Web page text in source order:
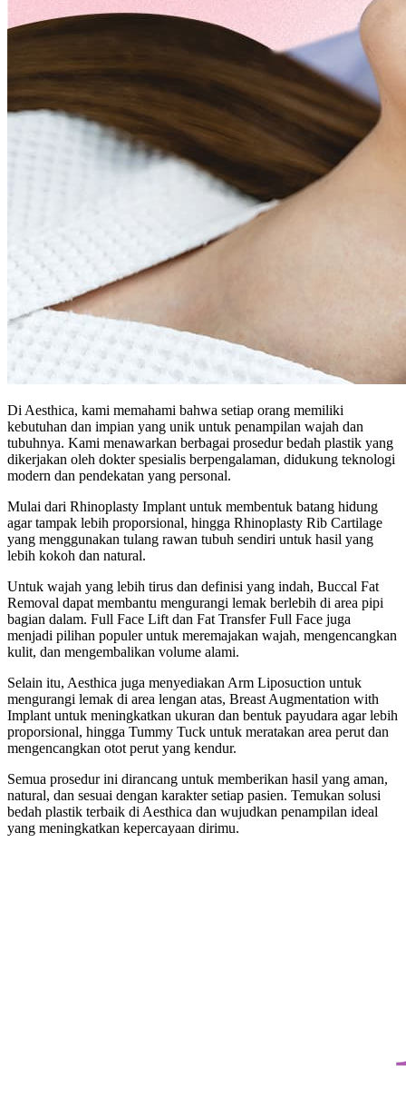
Di Aesthica, kami memahami bahwa setiap orang memiliki
kebutuhan dan impian yang unik untuk penampilan wajah dan
tubuhnya. Kami menawarkan berbagai prosedur bedah plastik yang
dikerjakan oleh dokter spesialis berpengalaman, didukung teknologi
modern dan pendekatan yang personal.
Mulai dari Rhinoplasty Implant untuk membentuk batang hidung
agar tampak lebih proporsional, hingga Rhinoplasty Rib Cartilage
yang menggunakan tulang rawan tubuh sendiri untuk hasil yang
lebih kokoh dan natural.
Untuk wajah yang lebih tirus dan definisi yang indah, Buccal Fat
Removal dapat membantu mengurangi lemak berlebih di area pipi
bagian dalam. Full Face Lift dan Fat Transfer Full Face juga
menjadi pilihan populer untuk meremajakan wajah, mengencangkan
kulit, dan mengembalikan volume alami.
Selain itu, Aesthica juga menyediakan Arm Liposuction untuk
mengurangi lemak di area lengan atas, Breast Augmentation with
Implant untuk meningkatkan ukuran dan bentuk payudara agar lebih
proporsional, hingga Tummy Tuck untuk meratakan area perut dan
mengencangkan otot perut yang kendur.
Semua prosedur ini dirancang untuk memberikan hasil yang aman,
natural, dan sesuai dengan karakter setiap pasien. Temukan solusi
bedah plastik terbaik di Aesthica dan wujudkan penampilan ideal
yang meningkatkan kepercayaan dirimu.